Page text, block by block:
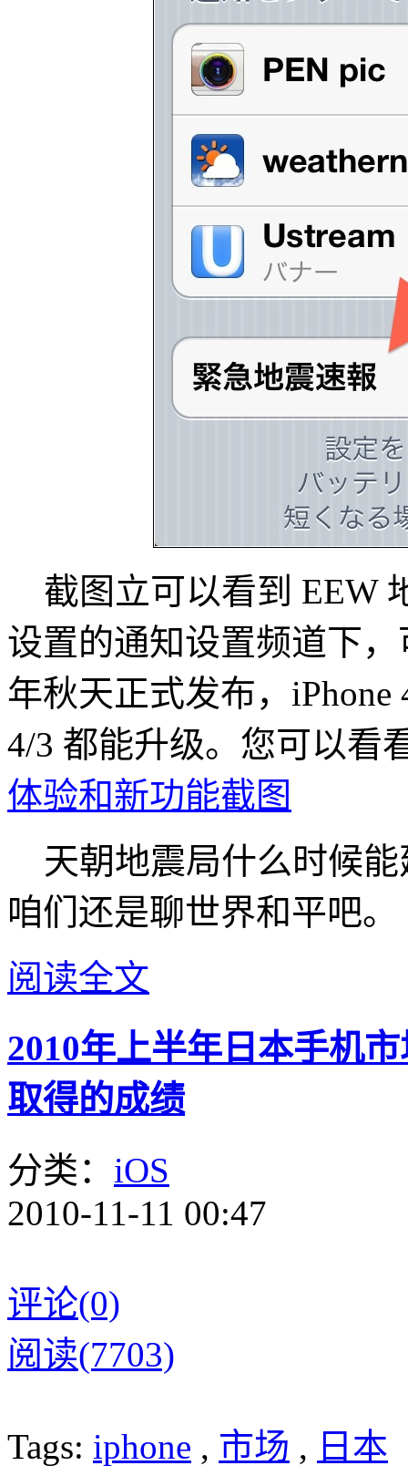
截图立可以看到 EEW
设置的通知设置频道下
年秋天正式发布，iPhone
4/3 都能升级。您可以看
体验和新功能截图
天朝地震局什么时候
咱们还是聊世界和平吧。
阅读全文
2010年上半年日本手机
取得的成绩
分类： iOS
2010-11-11 00:47
评论(0)
阅读(7703)
Tags: iphone , 市场 , 日本